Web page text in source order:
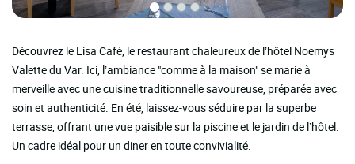
Découvrez le Lisa Café, le restaurant chaleureux de l’hôtel Noemys
Valette du Var. Ici, l’ambiance "comme à la maison" se marie à
merveille avec une cuisine traditionnelle savoureuse, préparée avec
soin et authenticité. En été, laissez-vous séduire par la superbe
terrasse, offrant une vue paisible sur la piscine et le jardin de l’hôtel.
Un cadre idéal pour un diner en toute convivialité.